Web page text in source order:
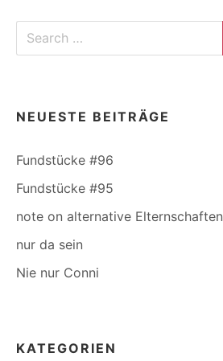
Search
NEUESTE BEITRÄGE
Fundstücke #96
Fundstücke #95
note on alternative Elternschaften
nur da sein
Nie nur Conni
KATEGORIEN